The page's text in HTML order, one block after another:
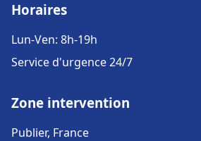
Horaires
Lun-Ven: 8h-19h
Service d'urgence 24/7
Zone intervention
Publier, France